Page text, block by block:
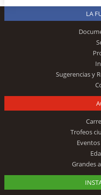
LA
Sugerencias y
Trofeos
Grandes